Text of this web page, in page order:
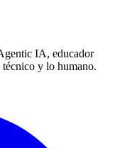
IA, educador
y lo humano.